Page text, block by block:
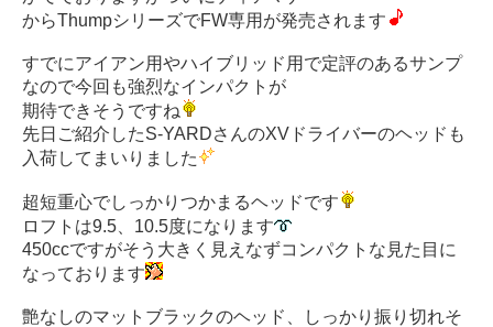
からThumpシリーズでFW専用が発売されます
すでにアイアン用やハイブリッド用で定評のあるサンプ
なので今回も強烈なインパクトが
期待できそうですね
先日ご紹介したS-YARDさんのXVドライバーのヘッドも
入荷してまいりました
超短重心でしっかりつかまるヘッドです
ロフトは9.5、10.5度になります
450ccですがそう大きく見えなずコンパクトな見た目に
なっております
艶なしのマットブラックのヘッド、しっかり振り切れそ